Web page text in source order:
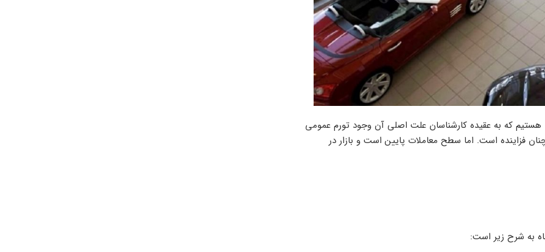
که به عقیده کارشناسان علت اصلی آن وجود تورم عمومی
فزاینده است. اما سطح معاملات پایین است و بازار در
به شرح زیر است: